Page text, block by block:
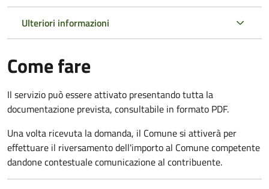
Ulteriori informazioni
Come fare
Il servizio può essere attivato presentando tutta la
documentazione prevista, consultabile in formato PDF.
Una volta ricevuta la domanda, il Comune si attiverà per
effettuare il riversamento dell'importo al Comune competente
dandone contestuale comunicazione al contribuente.